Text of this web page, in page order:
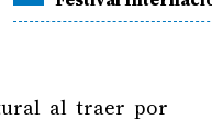
al traer por